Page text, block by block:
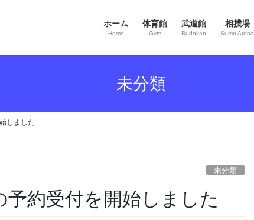
ホーム
Home
体育館
Gym
武道館
Budokan
相撲場
Sumo Arena
未分類
しました
未分類
約受付を開始しました